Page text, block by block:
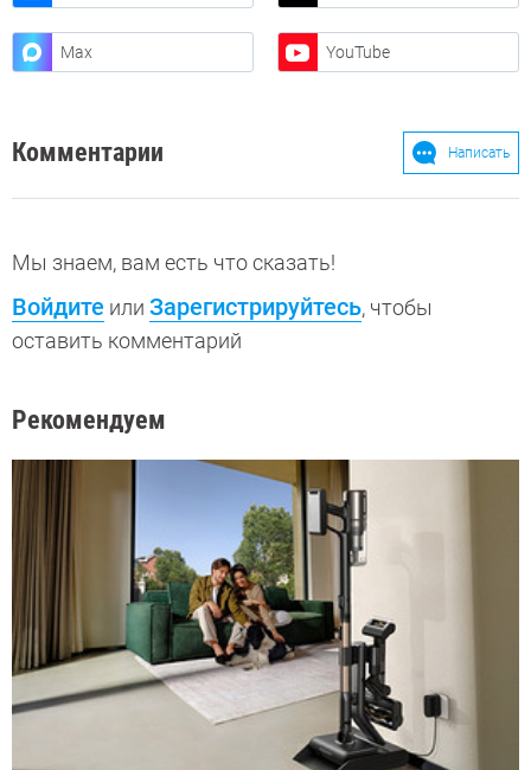
Max YouTube
Комментарии Написать
Мы знаем, вам есть что сказать!
Войдите или Зарегистрируйтесь, чтобы
оставить комментарий
Рекомендуем